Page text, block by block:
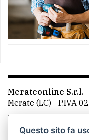
Merateonline S.r.l. -
Merate (LC) - P.IVA
Telefono:
mail:Questo sito fa